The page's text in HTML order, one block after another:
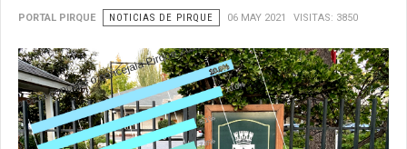
PORTAL PIRQUE NOTICIAS DE PIRQUE 06 MAY 2021 VISITAS: 3850